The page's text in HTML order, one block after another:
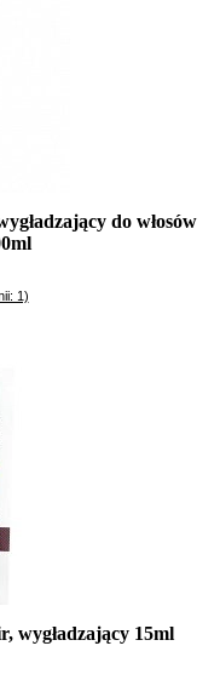
do włosów
1)
wygładzający 15ml